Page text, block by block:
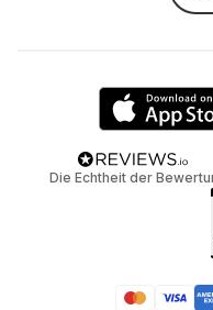
Die Echtheit der